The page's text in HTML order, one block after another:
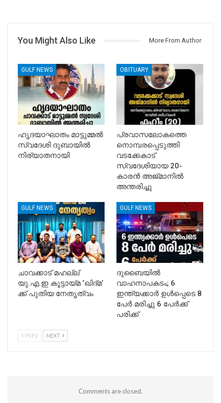
You Might Also Like More From Author
GULF NEWS
ഹൃദയാഘാതം മാട്ടുമ്മൽ
സ്വദേശി ദുബായിൽ
നിര്യാതനായി
OBITUARY
പ്രവാസലോകത്തെ
നൊമ്പരപ്പെടുത്തി
വടക്കേകാട്
സ്വദേശിയായ 20-
കാരൻ അജ്മാനിൽ
അന്തരിച്ചു
GULF NEWS
ചാവക്കാട് മഹല്ല്
യു.എ.ഇ കൂട്ടായ്മ ‘ഖിദ്മ’
ക്ക് പുതിയ നേതൃത്വം
GULF NEWS
ദുബൈയിൽ
വാഹനാപകടം; 6
ഇന്ത്യക്കാർ ഉൾപ്പെടെ 8
പേർ മരിച്ചു 6 പേർക്ക്
പരിക്ക്
PREV NEXT
Comments are closed.